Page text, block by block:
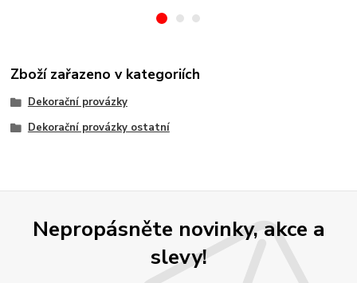
Zboží zařazeno v kategoriích
Dekorační provázky
Dekorační provázky ostatní
Nepropásněte novinky, akce a
slevy!